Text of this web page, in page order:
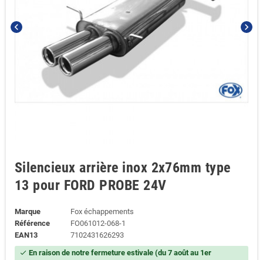
chevron_left chevron_right
Silencieux arrière inox 2x76mm type
13 pour FORD PROBE 24V
Marque
Fox échappements
Référence
FO061012-068-1
EAN13
7102431626293
check En raison de notre fermeture estivale (du 7 août au 1er